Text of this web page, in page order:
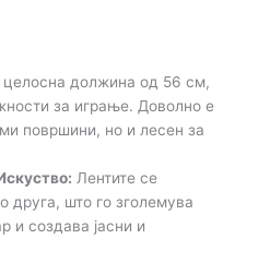
целосна должина од 56 см,
за играње. Доволно е
површини, но и лесен за
Лентите се
друга, што го зголемува
и создава јасни и